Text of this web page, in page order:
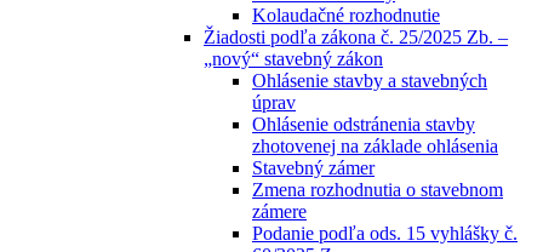
Kolaudačné rozhodnutie
Žiadosti podľa zákona č. 25/2025 Zb. –
„nový“ stavebný zákon
Ohlásenie stavby a stavebných
úprav
Ohlásenie odstránenia stavby
zhotovenej na základe ohlásenia
Stavebný zámer
Zmena rozhodnutia o stavebnom
zámere
Podanie podľa ods. 15 vyhlášky č.